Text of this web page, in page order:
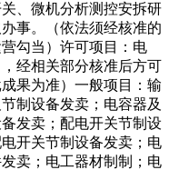
、微机分析测控安拆研
事。（依法须经核准的
勾当）许可项目：电
经相关部分核准后方可
果为准）一般项目：输
制设备发卖；电容器及
发卖；配电开关节制设
开关节制设备发卖；电
卖；电工器材制制；电